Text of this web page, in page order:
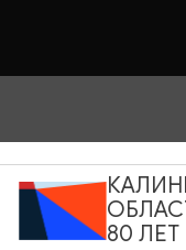
«Янтарь-холл»
80 ЛЕТ